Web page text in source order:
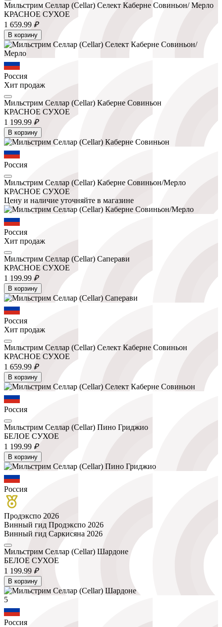
Мильстрим Селлар (Cellar) Селект Каберне Совиньон/ Мерло
КРАСНОЕ СУХОЕ
1 659.99 ₽
В корзину
Россия
Хит продаж
Мильстрим Селлар (Cellar) Каберне Совиньон
КРАСНОЕ СУХОЕ
1 199.99 ₽
В корзину
Россия
Мильстрим Селлар (Cellar) Каберне Совиньон/Мерло
КРАСНОЕ СУХОЕ
Цену и наличие уточняйте в магазине
Россия
Хит продаж
Мильстрим Селлар (Cellar) Саперави
КРАСНОЕ СУХОЕ
1 199.99 ₽
В корзину
Россия
Хит продаж
Мильстрим Селлар (Cellar) Селект Каберне Совиньон
КРАСНОЕ СУХОЕ
1 659.99 ₽
В корзину
Россия
Мильстрим Селлар (Cellar) Пино Гриджио
БЕЛОЕ СУХОЕ
1 199.99 ₽
В корзину
Россия
Продэкспо 2026
Винный гид Продэкспо 2026
Винный гид Саркисяна 2026
Мильстрим Селлар (Cellar) Шардоне
БЕЛОЕ СУХОЕ
1 199.99 ₽
В корзину
5
Россия